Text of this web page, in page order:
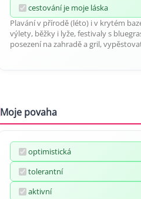
cestování je moje láska
Plavání v přírodě (léto) i v krytém
výlety, běžky i lyže, festivaly s
posezení na zahradě a gril,
Moje povaha
optimistická
tolerantní
aktivní